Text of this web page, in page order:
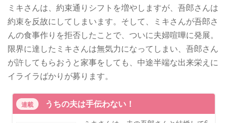
ミキさんは、約束通りシフトを増やしますが、吾郎さんは
約束を反故にしてしまいます。そして、ミキさんが吾郎さ
んの食事作りを拒否したことで、ついに夫婦喧嘩に発展。
限界に達したミキさんは無気力になってしまい、吾郎さん
が許してもらおうと家事をしても、中途半端な出来栄えに
イライラばかりが募ります。
連載 うちの夫は手伝わない！